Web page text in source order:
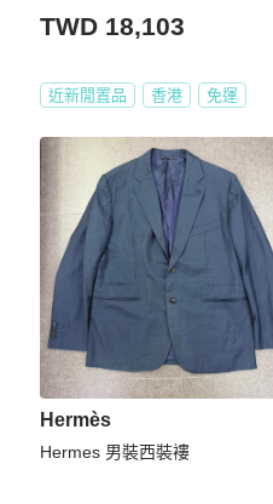
TWD 18,103
近新閒置品 香港 免運
Hermès
Hermes 男裝西裝褸